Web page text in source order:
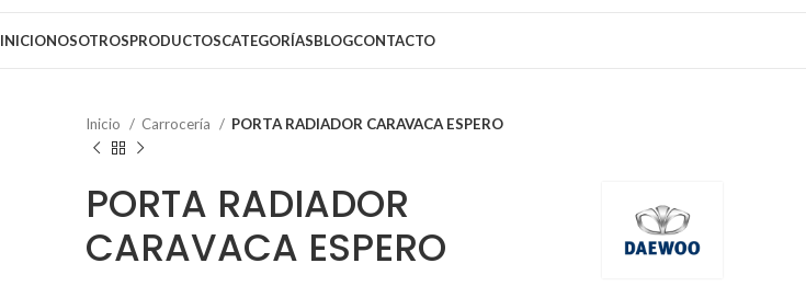
INICIONOSOTROSPRODUCTOSCATEGORÍASBLOGCONTACTO
Inicio Carrocería PORTA RADIADOR CARAVACA ESPERO
PORTA RADIADOR
CARAVACA ESPERO